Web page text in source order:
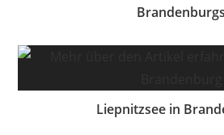
Brandenburgs
Liepnitzsee in